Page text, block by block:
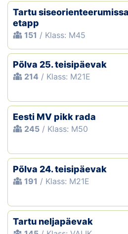
Tartu
etapp
151 / Klass: M45
Põlva 25. teisipäevak
214 / Klass: M21E
Eesti MV pikk rada
245 / Klass: M50
Põlva 24. teisipäevak
191 / Klass: M21E
Tartu neljapäevak